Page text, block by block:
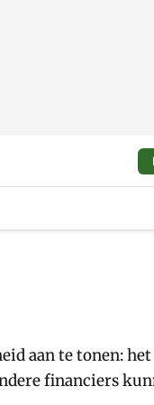
aan te tonen:
financiers